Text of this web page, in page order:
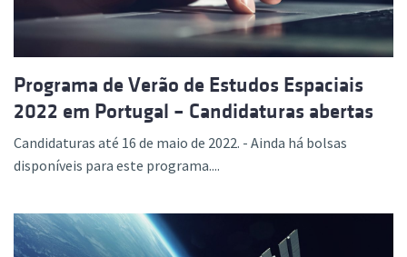
Programa de Verão de Estudos Espaciais
2022 em Portugal – Candidaturas abertas
Candidaturas até 16 de maio de 2022. - Ainda há bolsas
disponíveis para este programa....